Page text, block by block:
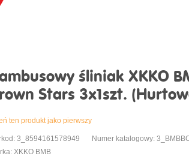
śliniak XKKO
Stars 3x1szt.
ten produkt jako pierwszy
3_8594161578949
Numer katalogowy:
XKKO BMB